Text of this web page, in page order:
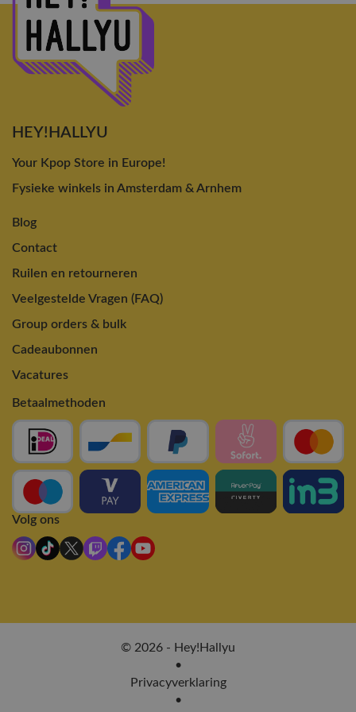
HEY!HALLYU
Your Kpop Store in Europe!
Fysieke winkels in Amsterdam & Arnhem
Blog
Contact
Ruilen en retourneren
Veelgestelde Vragen (FAQ)
Group orders & bulk
Cadeaubonnen
Vacatures
Betaalmethoden
Volg ons
© 2026 - Hey!Hallyu
•
Privacyverklaring
•